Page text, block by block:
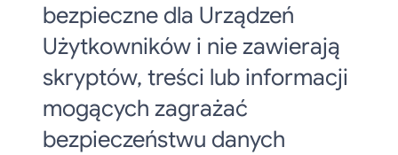
bezpieczne dla Urządzeń
Użytkowników i nie zawierają
skryptów, treści lub informacji
mogących zagrażać
bezpieczeństwu danych